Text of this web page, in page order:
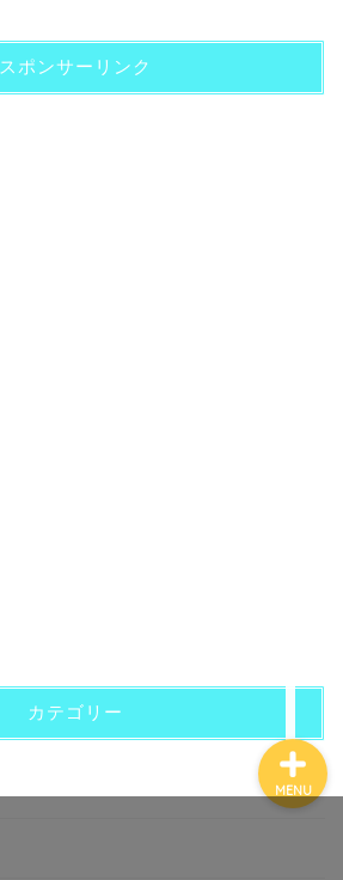
スポンサーリンク
カテゴリー
MENU